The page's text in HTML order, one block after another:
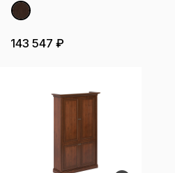
143 547 ₽